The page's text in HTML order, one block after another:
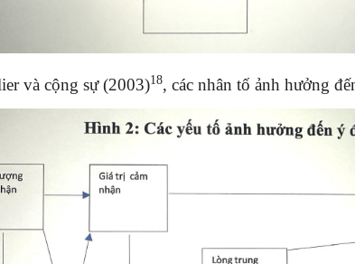
và cộng sự (2003)18, các nhân tố ảnh hưởng
GIỚI THIỆU SÁCH